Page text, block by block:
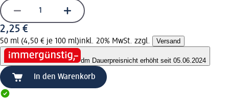
2,25 €
50 ml (4,50 € je 100 ml)inkl. 20% MwSt. zzgl. Versand
dm Dauerpreisnicht erhöht seit 05.06.2024
In den Warenkorb